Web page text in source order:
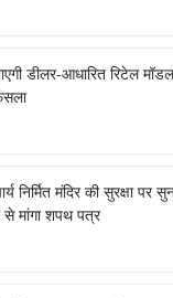
डीलर-आधारित रिटेल
निर्मित मंदिर की सुरक्षा पर
से मांगा शपथ पत्र